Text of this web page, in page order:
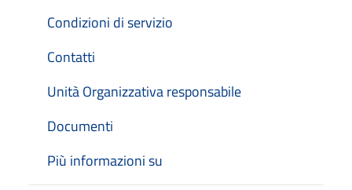
Condizioni di servizio
Contatti
Unità Organizzativa responsabile
Documenti
Più informazioni su